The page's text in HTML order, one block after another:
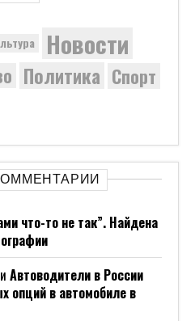
Новости
Политика Спорт
что-то не так”. Найдена
Автоводители в России
опций в автомобиле в